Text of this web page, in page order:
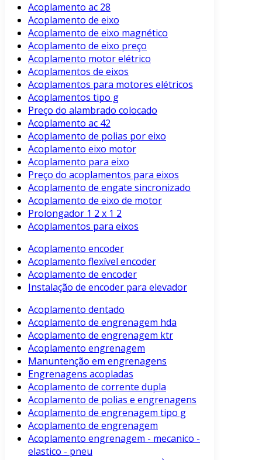
Acoplamento ac 28
Acoplamento de eixo
Acoplamento de eixo magnético
Acoplamento de eixo preço
Acoplamento motor elétrico
Acoplamentos de eixos
Acoplamentos para motores elétricos
Acoplamentos tipo g
Preço do alambrado colocado
Acoplamento ac 42
Acoplamento de polias por eixo
Acoplamento eixo motor
Acoplamento para eixo
Preço do acoplamentos para eixos
Acoplamento de engate sincronizado
Acoplamento de eixo de motor
Prolongador 1 2 x 1 2
Acoplamentos para eixos
Acoplamento encoder
Acoplamento flexível encoder
Acoplamento de encoder
Instalação de encoder para elevador
Acoplamento dentado
Acoplamento de engrenagem hda
Acoplamento de engrenagem ktr
Acoplamento engrenagem
Manuntenção em engrenagens
Engrenagens acopladas
Acoplamento de corrente dupla
Acoplamento de polias e engrenagens
Acoplamento de engrenagem tipo g
Acoplamento de engrenagem
Acoplamento engrenagem - mecanico -
elastico - pneu